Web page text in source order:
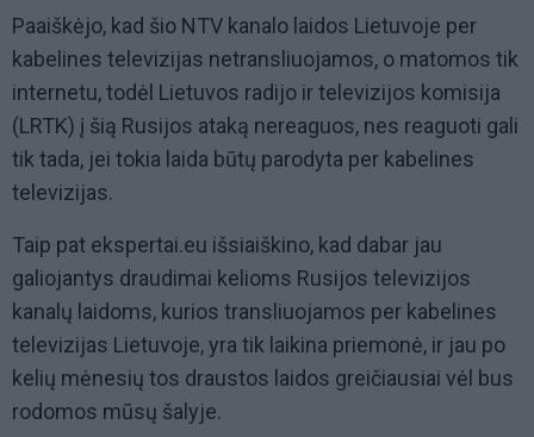
Paaiškėjo, kad šio NTV kanalo laidos Lietuvoje per
kabelines televizijas netransliuojamos, o matomos tik
internetu, todėl Lietuvos radijo ir televizijos komisija
(LRTK) į šią Rusijos ataką nereaguos, nes reaguoti gali
tik tada, jei tokia laida būtų parodyta per kabelines
televizijas.
Taip pat ekspertai.eu išsiaiškino, kad dabar jau
galiojantys draudimai kelioms Rusijos televizijos
kanalų laidoms, kurios transliuojamos per kabelines
televizijas Lietuvoje, yra tik laikina priemonė, ir jau po
kelių mėnesių tos draustos laidos greičiausiai vėl bus
rodomos mūsų šalyje.